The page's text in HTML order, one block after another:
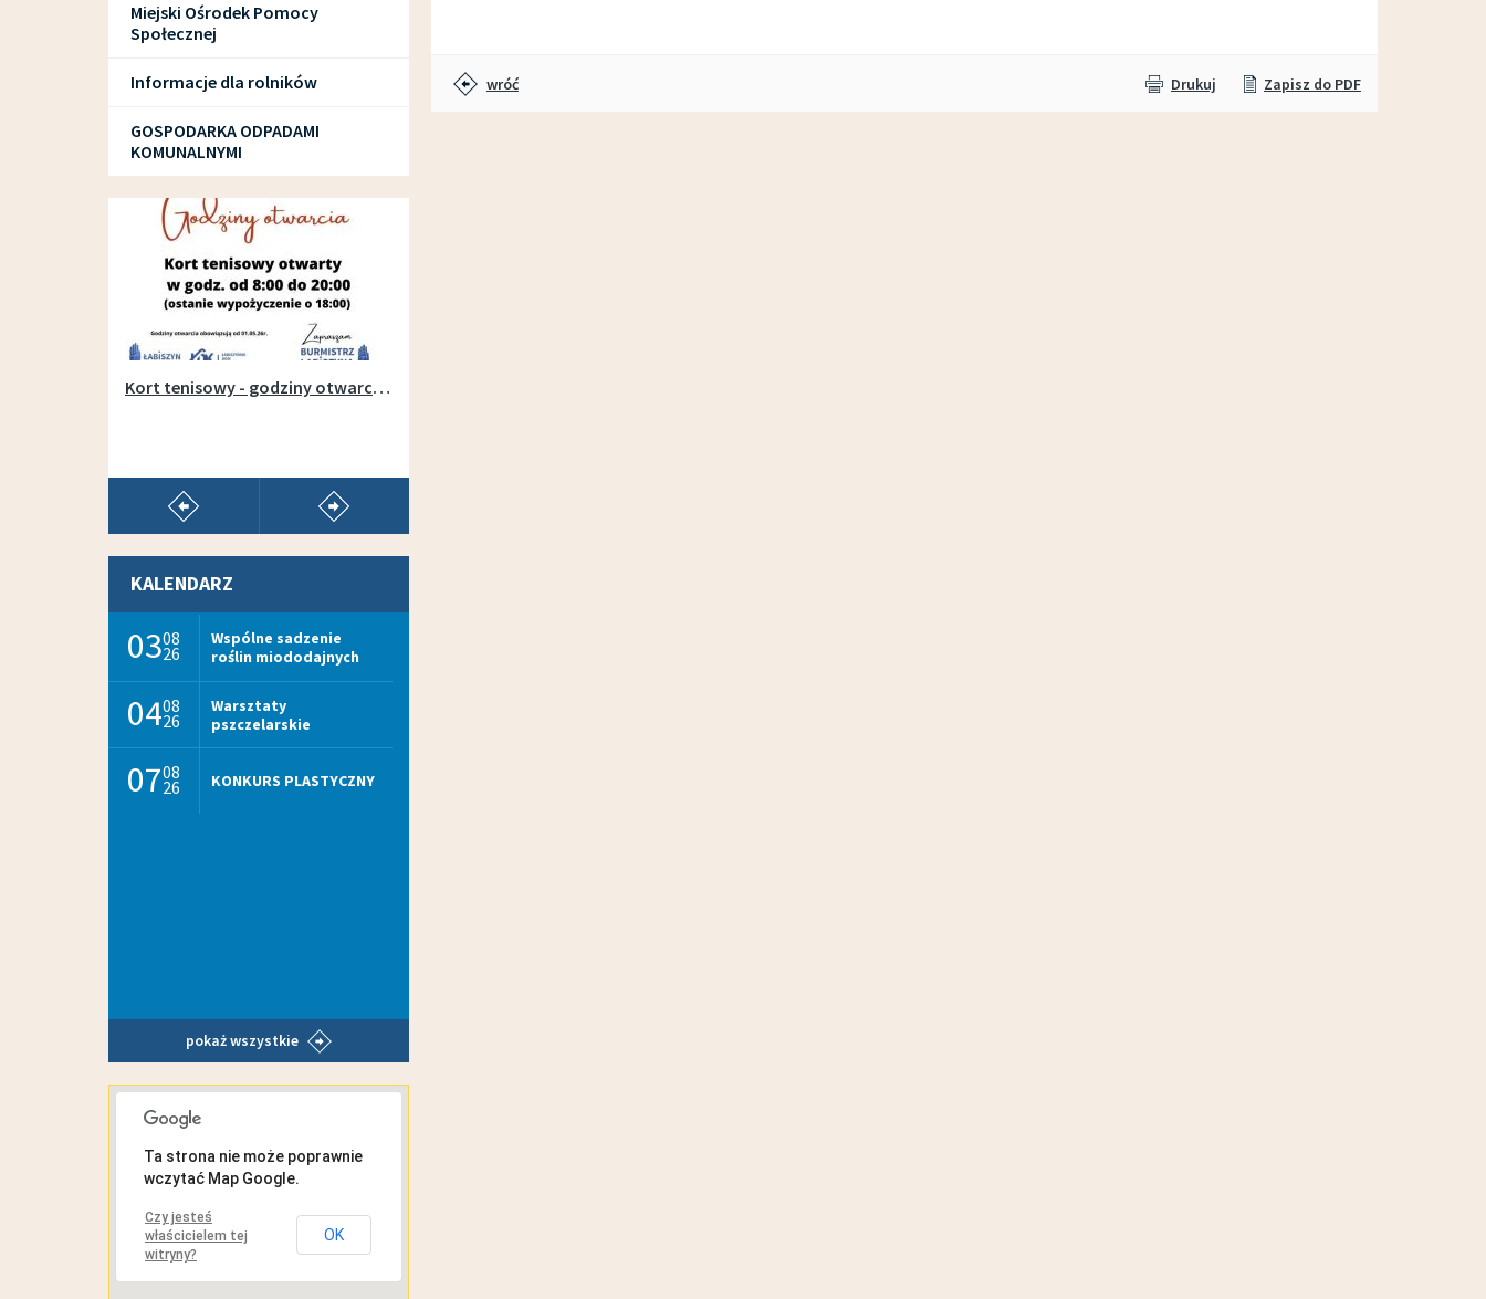
Miejski Ośrodek Pomocy
Społecznej
Informacje dla rolników
GOSPODARKA ODPADAMI
KOMUNALNYMI
SPORT I REKREACJA
pokaż poprzedni artykuł
Kort tenisowy - godziny otwarcia w sezonie 2026
KALENDARZ
0308
26
Wspólne sadzenie
roślin miododajnych
0408
26
Warsztaty
pszczelarskie
0708
26 KONKURS PLASTYCZNY
pokaż wszystkie
MAPA INTERAKTYWNA
Ta strona nie może poprawnie
wczytać Map Google.
Czy jesteś
właścicielem tej
witryny?
OK
wróć Drukuj Zapisz do PDF